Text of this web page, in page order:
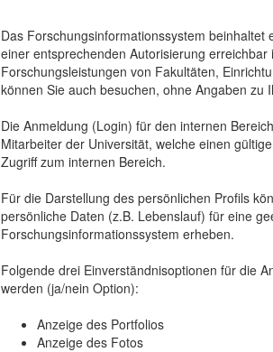
Das Forschungsinformationssystem beinhaltet
einer entsprechenden Autorisierung
Forschungsleistungen von Fakultäten,
können Sie auch besuchen, ohne Angaben zu
Die Anmeldung (Login) für den internen
Mitarbeiter der Universität, welche einen
Zugriff zum internen Bereich.
Für die Darstellung des persönlichen Profils
persönliche Daten (z.B. Lebenslauf) für eine
Forschungsinformationssystem erheben.
Folgende drei Einverständnisoptionen für die
werden (ja/nein Option):
Anzeige des Portfolios
Anzeige des Fotos